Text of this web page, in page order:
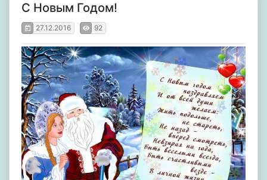
С Новым Годом!
27.12.2016 92